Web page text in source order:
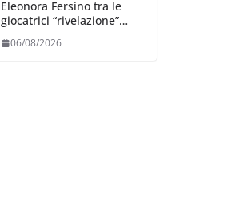
Eleonora Fersino tra le
giocatrici “rivelazione”
Volleyball World
06/08/2026